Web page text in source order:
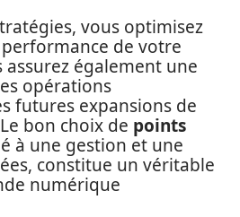
vous optimisez
de votre
assurez également une
opérations
futures expansions de
bon choix de points
à une gestion et une
constitue un véritable
numérique